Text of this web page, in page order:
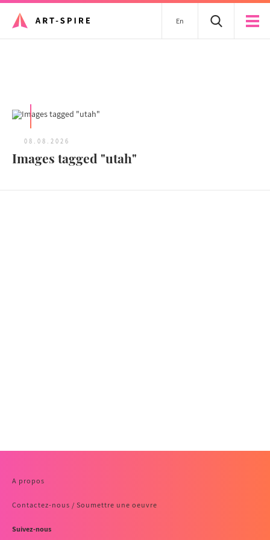
En
08.08.2026
Images tagged "utah"
A propos
Contactez-nous / Soumettre une oeuvre
Suivez-nous